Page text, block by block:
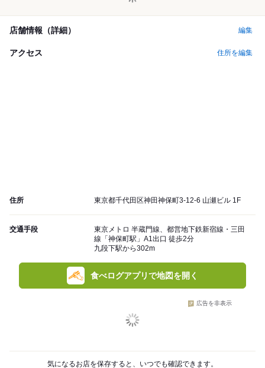
店舗情報（詳細） 編集
アクセス 住所を編集
住所 東京都千代田区神田神保町3-12-6 山瀬ビル 1F
交通手段
東京メトロ 半蔵門線、都営地下鉄新宿線・三田
線「神保町駅」A1出口 徒歩2分
九段下駅から302m
食べログアプリで地図を開く
広告を非表示
気になるお店を保存すると、いつでも確認できます。